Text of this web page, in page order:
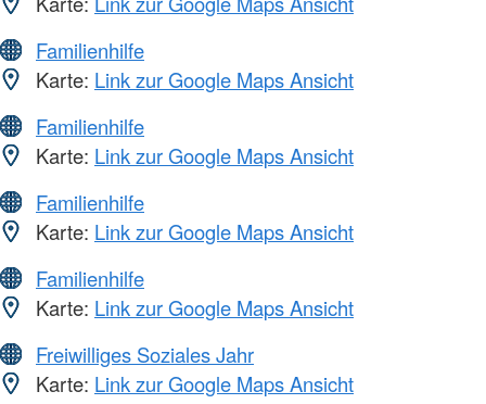
Familienhilfe
Karte: Link zur Google Maps Ansicht
Familienhilfe
Karte: Link zur Google Maps Ansicht
Familienhilfe
Karte: Link zur Google Maps Ansicht
Familienhilfe
Karte: Link zur Google Maps Ansicht
Freiwilliges Soziales Jahr
Karte: Link zur Google Maps Ansicht